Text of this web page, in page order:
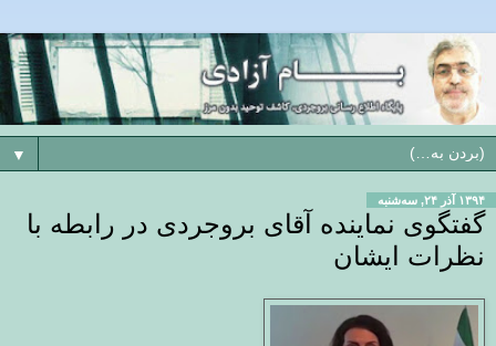
▼
۱۳۹۴ آذر ۲۴, سه‌شنبه
گفتگوی نماینده آقای بروجردی در رابطه با
نظرات ایشان